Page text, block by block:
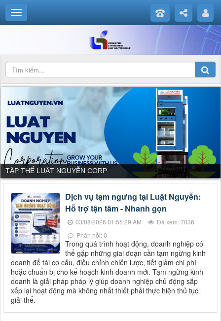
TẬP THỂ LUẬT NGUYỄN CORP
Dịch vụ tạm ngưng tại Luật Nguyễn:
Hỗ trợ tận tâm - Nhanh gọn
03/08/2026 01:55:29 AM
Đã xem: 7036
Phản hồi: 0
Trong quá trình hoạt động, doanh nghiệp có
thể gặp những giai đoạn cần tạm ngừng kinh
doanh để tái cơ cấu, điều chỉnh chiến lược, tiết giảm chi phí
hoặc chuẩn bị cho kế hoạch kinh doanh mới. Tạm ngừng kinh
doanh là giải pháp pháp lý giúp doanh nghiệp chủ động sắp
xếp lại hoạt động mà không nhất thiết phải thực hiện thủ tục
giải thể.